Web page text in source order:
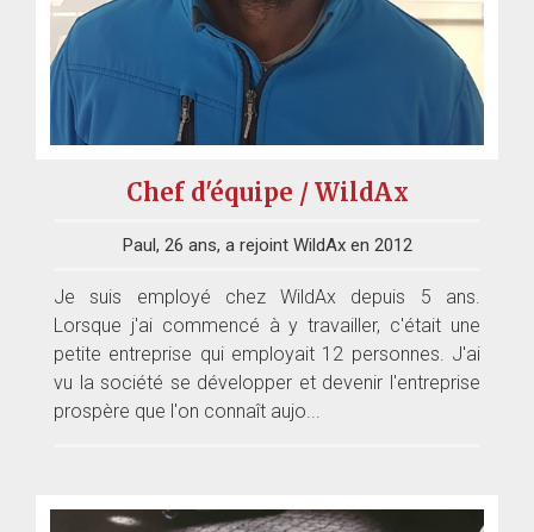
Chef d'équipe / WildAx
Paul, 26 ans, a rejoint WildAx en 2012
Je suis employé chez WildAx depuis 5 ans.
Lorsque j'ai commencé à y travailler, c'était une
petite entreprise qui employait 12 personnes. J'ai
vu la société se développer et devenir l'entreprise
prospère que l'on connaît aujo...